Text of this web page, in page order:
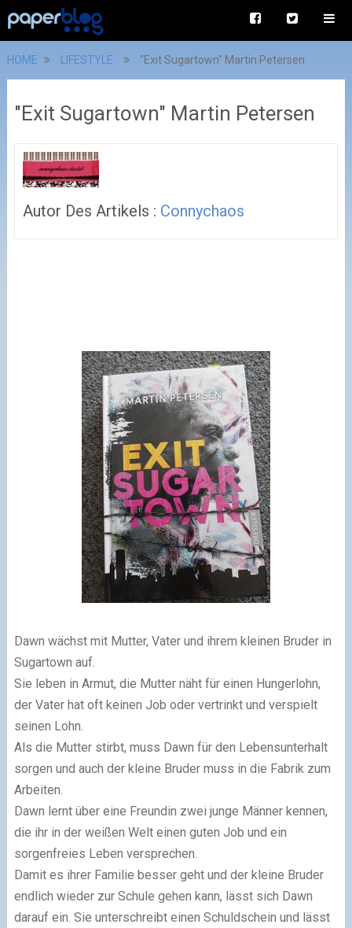
HOME LIFESTYLE "Exit Sugartown" Martin Petersen
"Exit Sugartown" Martin Petersen
Autor Des Artikels : Connychaos
Dawn wächst mit Mutter, Vater und ihrem kleinen Bruder in
Sugartown auf.
Sie leben in Armut, die Mutter näht für einen Hungerlohn,
der Vater hat oft keinen Job oder vertrinkt und verspielt
seinen Lohn.
Als die Mutter stirbt, muss Dawn für den Lebensunterhalt
sorgen und auch der kleine Bruder muss in die Fabrik zum
Arbeiten.
Dawn lernt über eine Freundin zwei junge Männer kennen,
die ihr in der weißen Welt einen guten Job und ein
sorgenfreies Leben versprechen.
Damit es ihrer Familie besser geht und der kleine Bruder
endlich wieder zur Schule gehen kann, lässt sich Dawn
darauf ein. Sie unterschreibt einen Schuldschein und lässt